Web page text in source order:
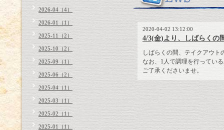
2020-04-02 13:12:00
4/3(金)より、しばらくの
しばらくの間、テイクアウト
なお、1人で調理を行ってい
ご了承くださいませ。
2026-04（4）
2026-01（1）
2025-11（2）
2025-10（2）
2025-09（1）
2025-06（2）
2025-04（1）
2025-03（1）
2025-02（1）
2025-01（1）